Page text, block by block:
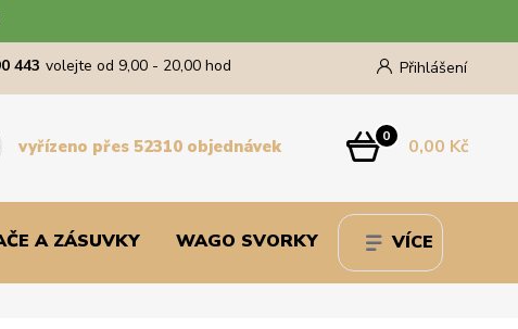
Přihlášení
443 volejte od 9,00 - 20,00 hod
0 0,00 Kč
vyřízeno přes 52310 objednávek
A ZÁSUVKY WAGO SVORKY VÍCE